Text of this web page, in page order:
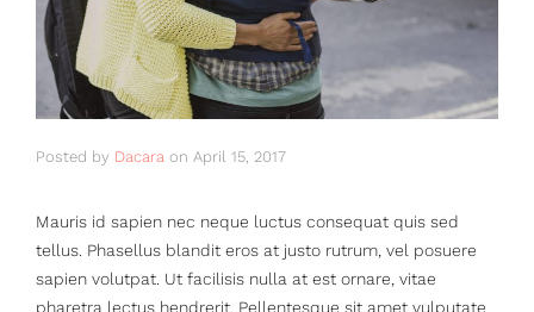
Posted by Dacara on April 15, 2017
Mauris id sapien nec neque luctus consequat quis sed
tellus. Phasellus blandit eros at justo rutrum, vel posuere
sapien volutpat. Ut facilisis nulla at est ornare, vitae
pharetra lectus hendrerit. Pellentesque sit amet vulputate